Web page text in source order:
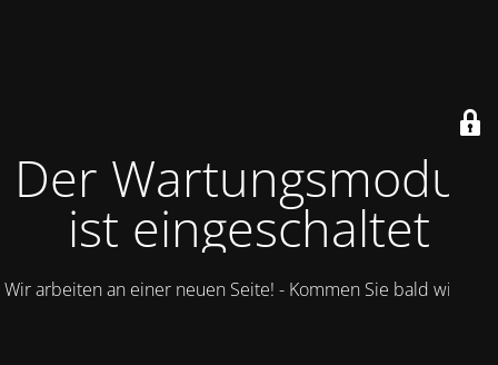
Der Wartungsmodus
ist eingeschaltet
Wir arbeiten an einer neuen Seite! - Kommen Sie bald wieder.